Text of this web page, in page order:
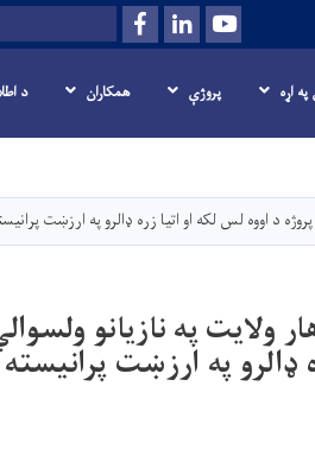
دانګل
Youtube
LinkedIn
Facebook
Search
اړه پروژې همکاران د
د اووه لس لکه او اتیا زره ډالرو په ارزښت
ولایت په نازیانو
ډالرو په ارزښت پرانیسته